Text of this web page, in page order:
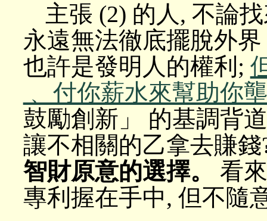
主張 (2) 的人, 不論
永遠無法徹底擺脫外
也許是發明人的權利;
﹑ 付你薪水來幫助你
鼓勵創新」 的基調背
讓不相關的乙拿去賺
智財原意的選擇。
看
專利握在手中, 但不隨